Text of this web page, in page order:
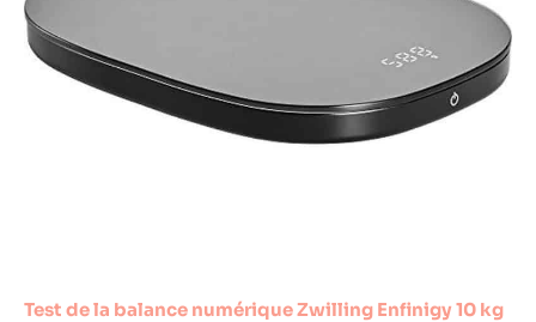
Test de la balance numérique Zwilling Enfinigy 10 kg